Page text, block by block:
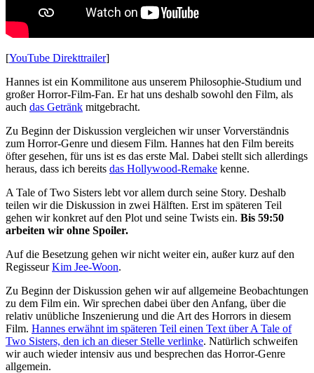
[YouTube Direkttrailer]
Hannes ist ein Kommilitone aus unserem Philosophie-Studium und
großer Horror-Film-Fan. Er hat uns deshalb sowohl den Film, als
auch das Getränk mitgebracht.
Zu Beginn der Diskussion vergleichen wir unser Vorverständnis
zum Horror-Genre und diesem Film. Hannes hat den Film bereits
öfter gesehen, für uns ist es das erste Mal. Dabei stellt sich allerdings
heraus, dass ich bereits das Hollywood-Remake kenne.
A Tale of Two Sisters lebt vor allem durch seine Story. Deshalb
teilen wir die Diskussion in zwei Hälften. Erst im späteren Teil
gehen wir konkret auf den Plot und seine Twists ein. Bis 59:50
arbeiten wir ohne Spoiler.
Auf die Besetzung gehen wir nicht weiter ein, außer kurz auf den
RegisseurKim Jee-Woon.
Zu Beginn der Diskussion gehen wir auf allgemeine Beobachtungen
zu dem Film ein. Wir sprechen dabei über den Anfang, über die
relativ unübliche Inszenierung und die Art des Horrors in diesem
Film. Hannes erwähnt im späteren Teil einen Text über A Tale of
Two Sisters, den ich an dieser Stelle verlinke. Natürlich schweifen
wir auch wieder intensiv aus und besprechen das Horror-Genre
allgemein.